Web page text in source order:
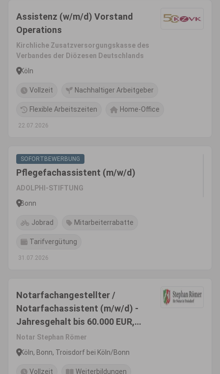
Assistenz (w/m/d) Vorstand
Operations
Kirchliche Zusatzversorgungskasse des
Verbandes der Diözesen Deutschlands
Köln
Vollzeit Nachhaltiger Arbeitgeber
Flexible Arbeitszeiten Home-Office
22.07.2026
SOFORTBEWERBUNG
Pflegefachassistent (m/w/d)
ADOLPHI-STIFTUNG
Bonn
Jobrad Mitarbeiterrabatte
Tarifvergütung
31.07.2026
Notarfachangestellter /
Notarfachassistent (m/w/d) -
Jahresgehalt bis 60.000 EUR,
Familienfreundlichkeit wird
gefördert
Notar Stephan Römer
Köln, Bonn, Troisdorf bei Köln/Bonn
Vollzeit Weiterbildungen